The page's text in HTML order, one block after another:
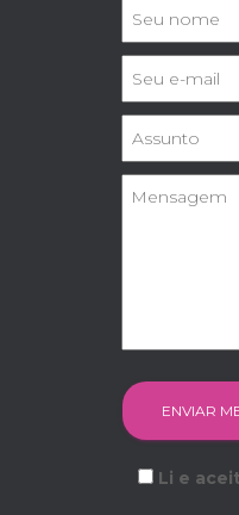
Li e